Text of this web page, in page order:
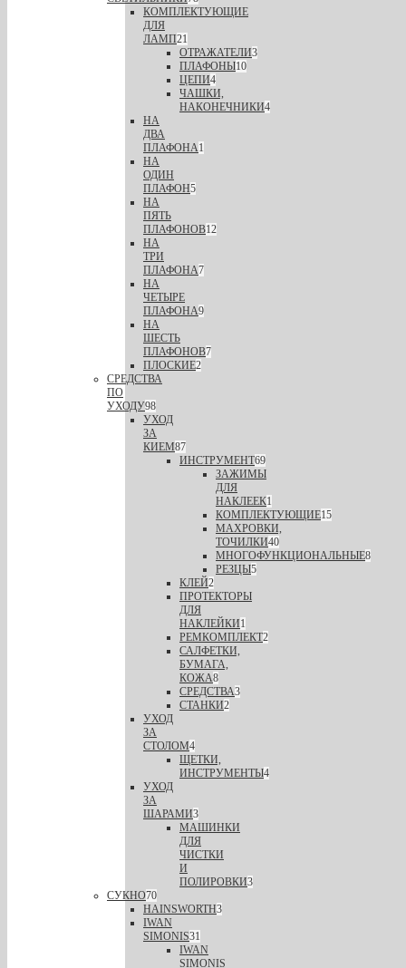
КОМПЛЕКТУЮЩИЕ
ДЛЯ
ЛАМП21
ОТРАЖАТЕЛИ3
ПЛАФОНЫ10
ЦЕПИ4
ЧАШКИ,
НАКОНЕЧНИКИ4
НА
ДВА
ПЛАФОНА1
НА
ОДИН
ПЛАФОН5
НА
ПЯТЬ
ПЛАФОНОВ12
НА
ТРИ
ПЛАФОНА7
НА
ЧЕТЫРЕ
ПЛАФОНА9
НА
ШЕСТЬ
ПЛАФОНОВ7
ПЛОСКИЕ2
СРЕДСТВА
ПО
УХОДУ98
УХОД
ЗА
КИЕМ87
ИНСТРУМЕНТ69
ЗАЖИМЫ
ДЛЯ
НАКЛЕЕК1
КОМПЛЕКТУЮЩИЕ15
МАХРОВКИ,
ТОЧИЛКИ40
МНОГОФУНКЦИОНАЛЬНЫЕ8
РЕЗЦЫ5
КЛЕЙ2
ПРОТЕКТОРЫ
ДЛЯ
НАКЛЕЙКИ1
РЕМКОМПЛЕКТ2
САЛФЕТКИ,
БУМАГА,
КОЖА8
СРЕДСТВА3
СТАНКИ2
УХОД
ЗА
СТОЛОМ4
ЩЕТКИ,
ИНСТРУМЕНТЫ4
УХОД
ЗА
ШАРАМИ3
МАШИНКИ
ДЛЯ
ЧИСТКИ
И
ПОЛИРОВКИ3
СУКНО70
HAINSWORTH3
IWAN
SIMONIS31
IWAN
SIMONIS